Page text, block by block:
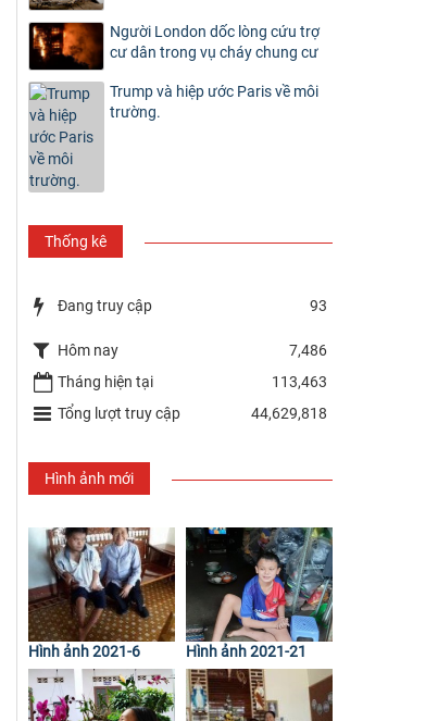
Người London dốc lòng cứu trợ
cư dân trong vụ cháy chung cư
Trump và hiệp ước Paris về môi
trường.
Thống kê
Đang truy cập 93
Hôm nay
7,486
Tháng hiện tại
113,463
Tổng lượt truy cập
44,629,818
Hình ảnh mới
Hình ảnh 2021-6 Hình ảnh 2021-21